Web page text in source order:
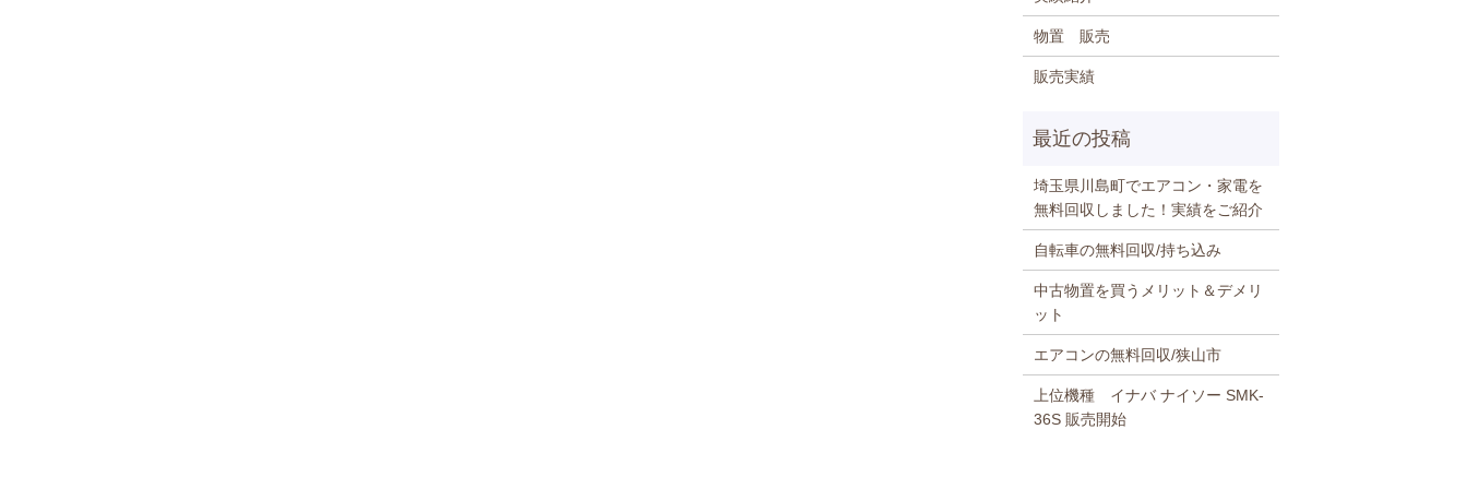
物置 販売
販売実績
埼玉県川島町でエアコン・家電を
無料回収しました！実績をご紹介
自転車の無料回収/持ち込み
中古物置を買うメリット＆デメリ
ット
エアコンの無料回収/狭山市
上位機種 イナバ ナイソー SMK-
36S 販売開始